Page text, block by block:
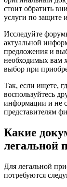
стоит обратить
услуги по защите
Исследуйте
актуальной
предложения и
необходимых вам
выбор при
Так, если ищете,
воспользуйтесь
информации и не
представителям
Какие
легальной
Для легальной
потребуются